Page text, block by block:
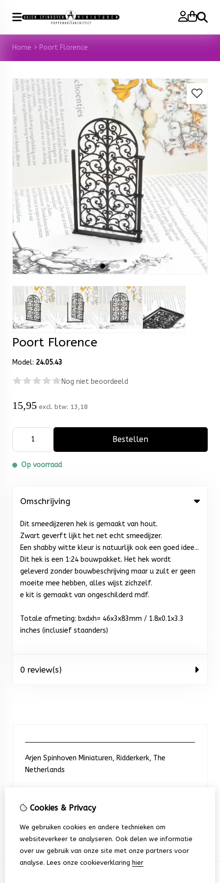
Zoeken
Home > Poort Florence
Poort Florence
Model: 24.05.43
Nog niet beoordeeld
15,95 excl. btw: 13,18
Bestellen
Op voorraad
Omschrijving
Dit smeedijzeren hek is gemaakt van hout.
Zwart geverft lijkt het net echt smeedijzer.
Een shabby witte kleur is natuurlijk ook een goed idee...
Dit hek is een 1:24 bouwpakket. Het hek wordt
geleverd zonder bouwbeschrijving maar u zult er geen
moeite mee hebben, alles wijst zichzelf.
e kit is gemaakt van ongeschilderd mdf.
Totale afmeting: bxdxh= 46x3x83mm / 1.8x0.1x3.3
inches (inclusief staanders)
0 review(s)
Arjen Spinhoven Miniaturen, Ridderkerk, The
Netherlands
Neem contact met ons op
+31 6 248 201 91
Cookies & Privacy
We gebruiken cookies en andere technieken om
websiteverkeer te analyseren. Ook delen we informatie
over uw gebruik van onze site met onze partners voor
analyse. Lees onze cookieverklaring hier